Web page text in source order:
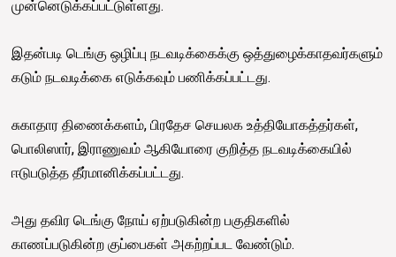
முன்னெடுக்கப்பட்டுள்ளது.
இதன்படி டெங்கு ஒழிப்பு நடவடிக்கைக்கு ஒத்துழைக்காதவர்களும்
கடும் நடவடிக்கை எடுக்கவும் பணிக்கப்பட்டது.
சுகாதார திணைக்களம், பிரதேச செயலக உத்தியோகத்தர்கள்,
பொலிஸார், இராணுவம் ஆகியோரை குறித்த நடவடிக்கையில்
ஈடுபடுத்த தீர்மானிக்கப்பட்டது.
அது தவிர டெங்கு நோய் ஏற்படுகின்ற பகுதிகளில்
காணப்படுகின்ற குப்பைகள் அகற்றப்பட வேண்டும்.